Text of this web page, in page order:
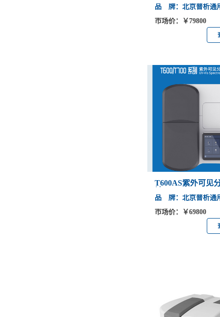
品 牌：北京普析通
市场价：￥79800
T600AS紫外可见
品 牌：北京普析通
市场价：￥69800